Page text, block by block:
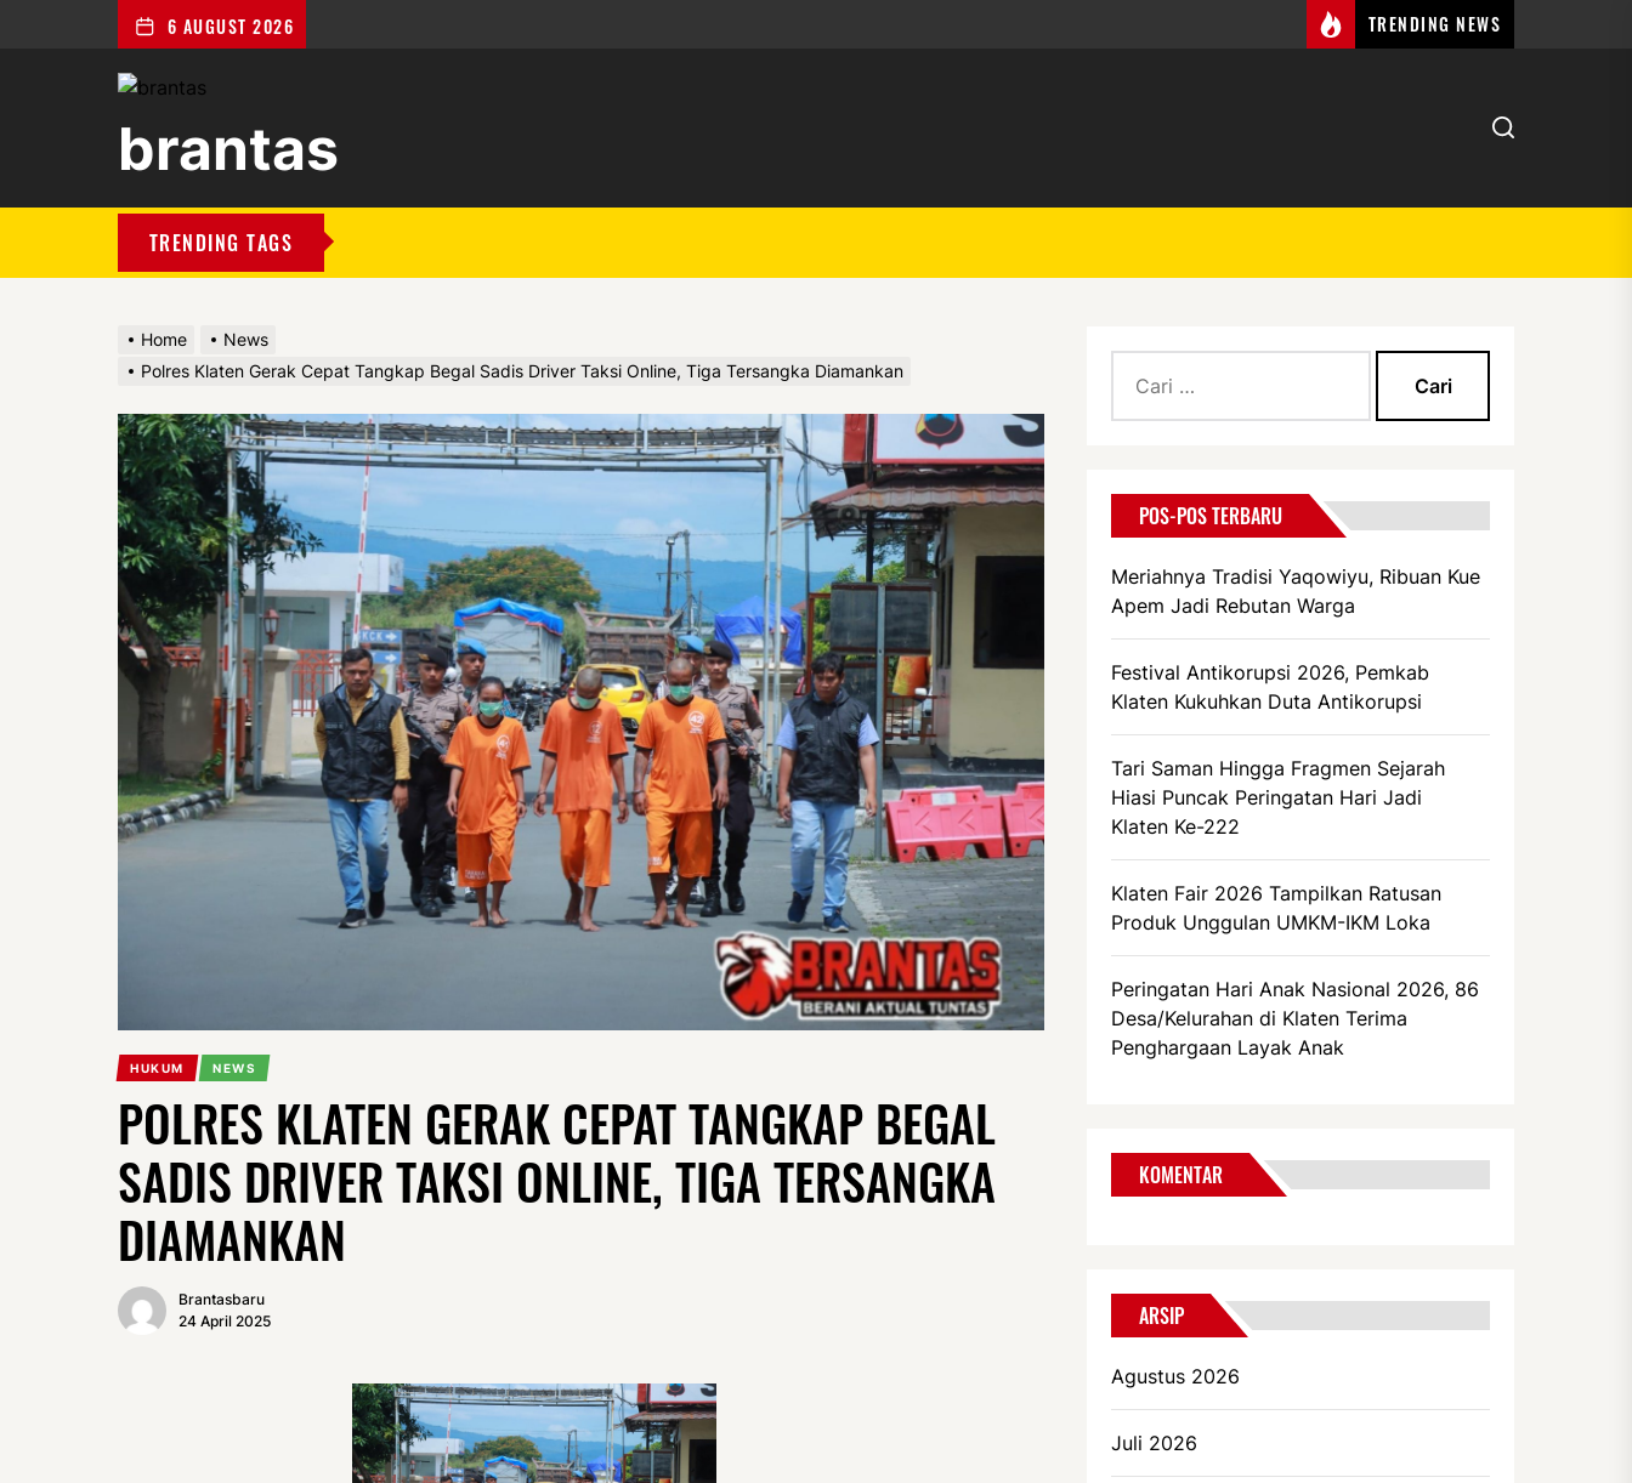
6 AUGUST 2026 TRENDING NEWS
brantas
TRENDING TAGS
Home
News
Polres Klaten Gerak Cepat Tangkap Begal Sadis Driver Taksi Online, Tiga Tersangka Diamankan
HUKUM NEWS
POLRES KLATEN GERAK CEPAT TANGKAP BEGAL
SADIS DRIVER TAKSI ONLINE, TIGA TERSANGKA
DIAMANKAN
Brantasbaru
24 April 2025
untuk:
POS-POS TERBARU
Meriahnya Tradisi Yaqowiyu, Ribuan Kue
Apem Jadi Rebutan Warga
Festival Antikorupsi 2026, Pemkab
Klaten Kukuhkan Duta Antikorupsi
Tari Saman Hingga Fragmen Sejarah
Hiasi Puncak Peringatan Hari Jadi
Klaten Ke-222
Klaten Fair 2026 Tampilkan Ratusan
Produk Unggulan UMKM-IKM Loka
Peringatan Hari Anak Nasional 2026, 86
Desa/Kelurahan di Klaten Terima
Penghargaan Layak Anak
KOMENTAR
ARSIP
Agustus 2026
Juli 2026